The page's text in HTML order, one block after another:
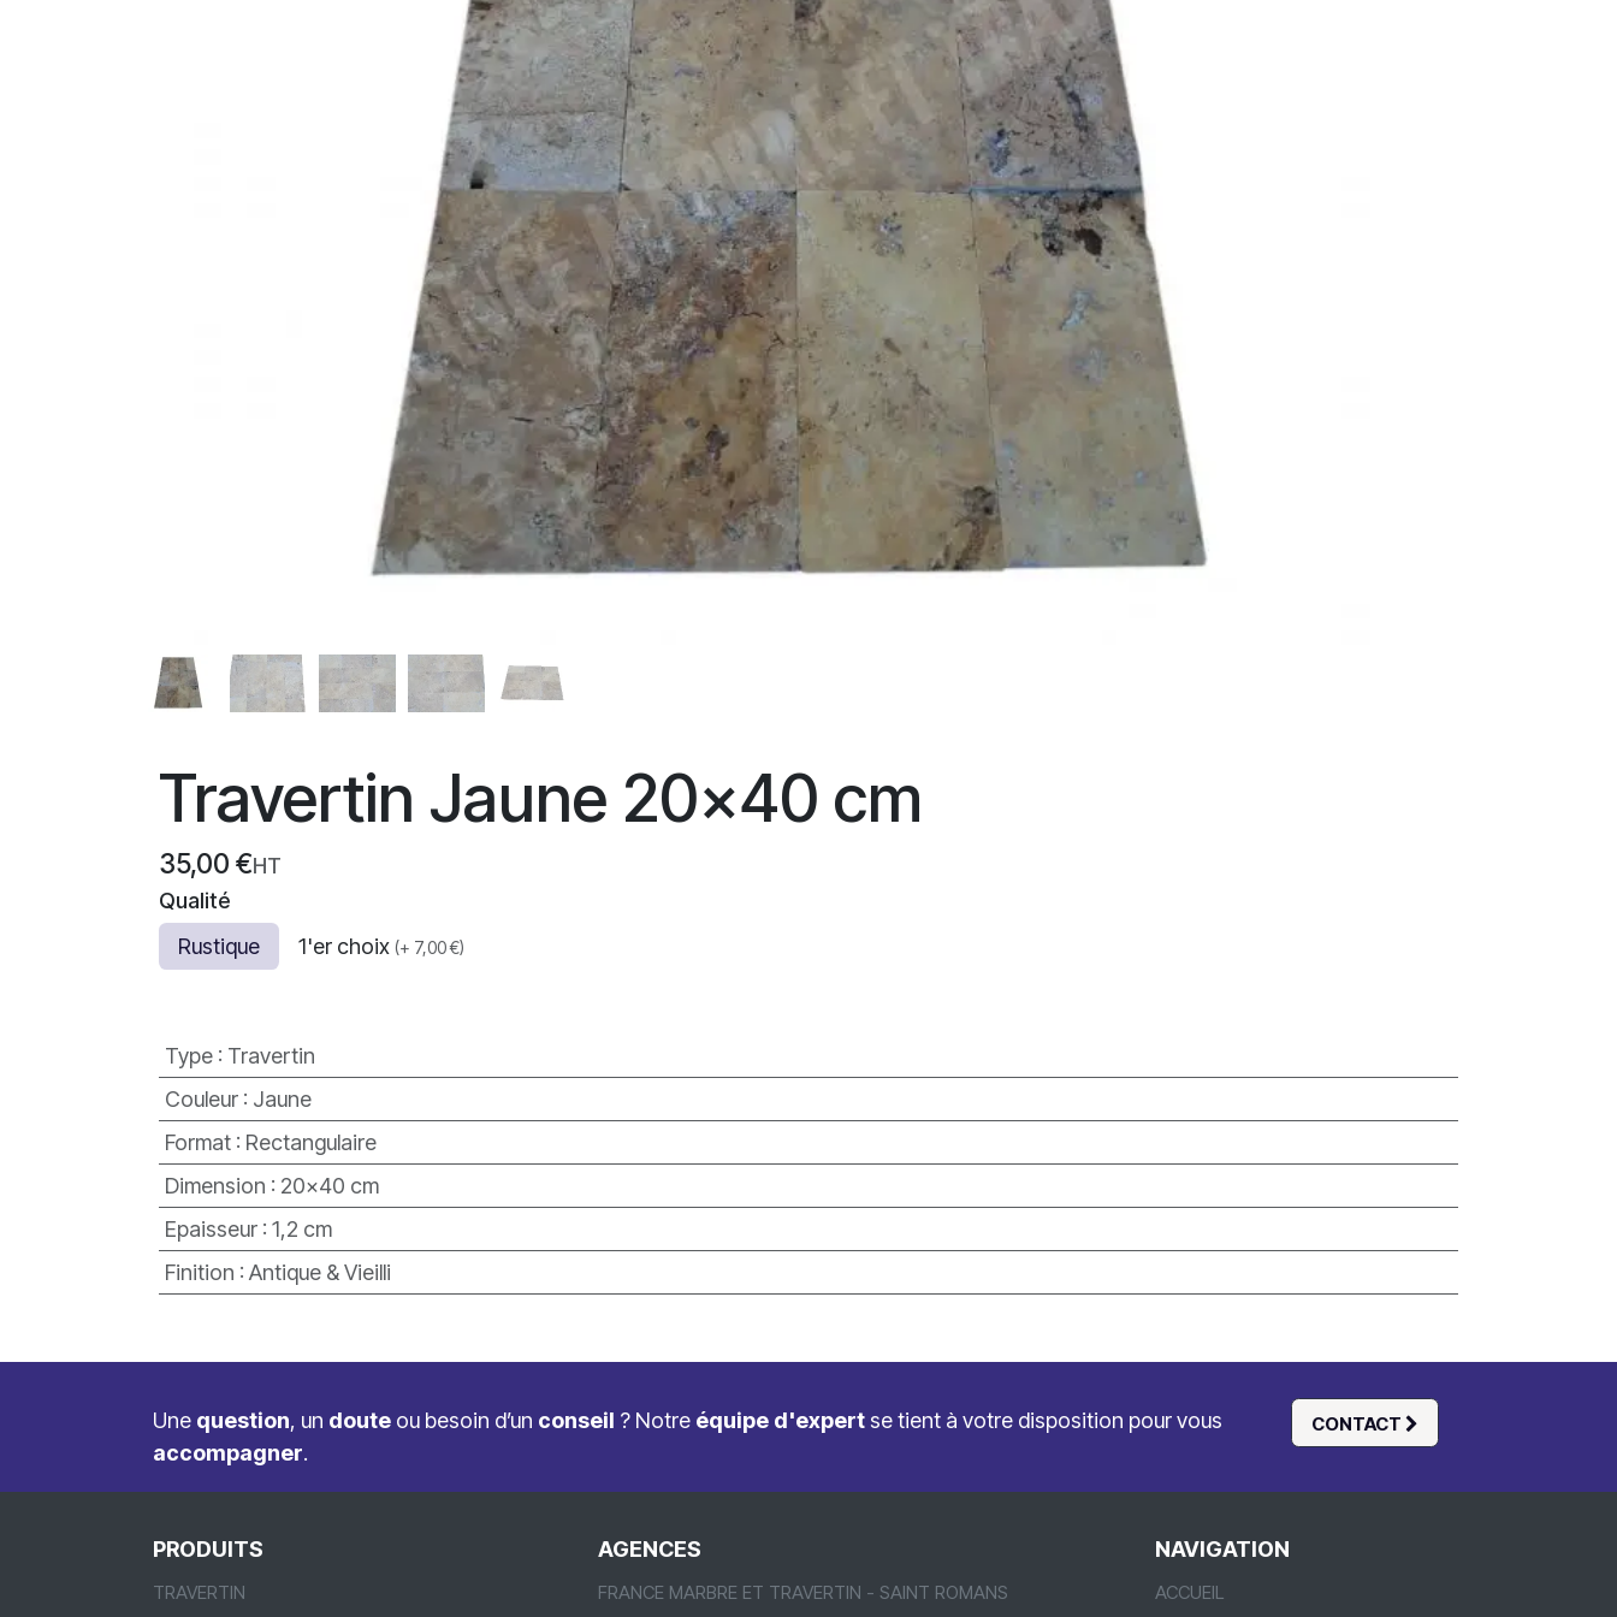
Travertin Jaune 20x40 cm
35,00 €HT
Qualité
Rustique
1'er choix (+ 7,00€)
Type: Travertin
Couleur: Jaune
Format: Rectangulaire
Dimension : 20x40 cm
Epaisseur: 1,2 cm
Finition : Antique & Vieilli
CONTACT
Une question, un doute ou besoin d’un conseil ? Notre équipe d'expert se tient à votre disposition pour vous
accompagner.
NAVIGATION
ACCUEIL
PRODUITS
TRAVERTIN
AGENCES
FRANCE MARBRE ET TRAVERTIN - SAINT ROMANS